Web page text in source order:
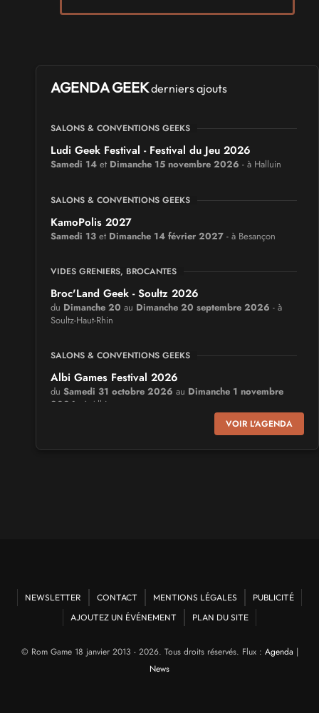
AGENDA GEEKderniers ajouts
SALONS & CONVENTIONS GEEKS
Ludi Geek Festival - Festival du Jeu 2026
Samedi 14 et Dimanche 15 novembre 2026 - à Halluin
SALONS & CONVENTIONS GEEKS
KamoPolis 2027
Samedi 13 et Dimanche 14 février 2027 - à Besançon
VIDES GRENIERS, BROCANTES
Broc'Land Geek - Soultz 2026
du Dimanche 20 au Dimanche 20 septembre 2026 - à
Soultz-Haut-Rhin
SALONS & CONVENTIONS GEEKS
Albi Games Festival 2026
du Samedi 31 octobre 2026 au Dimanche 1 novembre
2026
- à Albi
CULTURE JAPONAISE ET OTAKU
Mang'Azur 2027
SALONS & CONVENTIONS GEEKS
VOIR L'AGENDA
NEWSLETTER CONTACT MENTIONS LÉGALES
PUBLICITÉ
AJOUTEZ UN ÉVÉNEMENT
PLAN DU SITE
© Rom Game 18 janvier 2013 - 2026. Tous droits réservés. Flux : Agenda |
News